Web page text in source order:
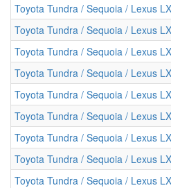
Toyota Tundra / Sequoia / Lexus
Toyota Tundra / Sequoia / Lexus
Toyota Tundra / Sequoia / Lexus
Toyota Tundra / Sequoia / Lexus
Toyota Tundra / Sequoia / Lexus
Toyota Tundra / Sequoia / Lexus
Toyota Tundra / Sequoia / Lexus
Toyota Tundra / Sequoia / Lexus
Toyota Tundra / Sequoia / Lexus